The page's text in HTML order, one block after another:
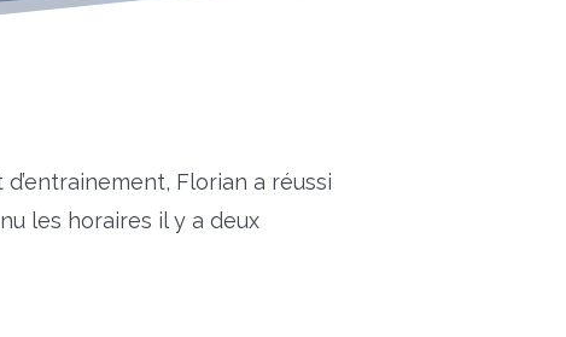
Florian a réussi
les horaires il y a deux